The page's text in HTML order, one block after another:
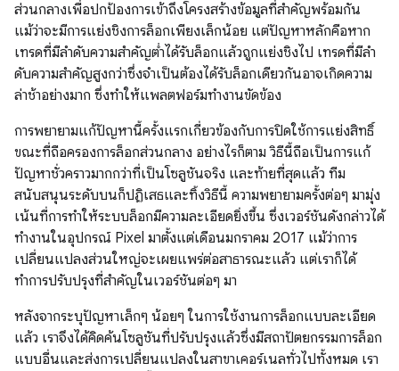
ส่วนกลางเพื่อปกป้องการเข้าถึงโครงสร้างข้อมูลที่สําคัญพร้อมกัน
แม้ว่าจะมีการแย่งชิงการล็อกเพียงเล็กน้อย แต่ปัญหาหลักคือหาก
เทรดที่มีลําดับความสําคัญต่ำได้รับล็อกแล้วถูกแย่งชิงไป เทรดที่มีลํา
ดับความสําคัญสูงกว่าซึ่งจําเป็นต้องได้รับล็อกเดียวกันอาจเกิดความ
ล่าช้าอย่างมาก ซึ่งทำให้แพลตฟอร์มทำงานขัดข้อง
การพยายามแก้ปัญหานี้ครั้งแรกเกี่ยวข้องกับการปิดใช้การแย่งสิทธิ์
ขณะที่ถือครองการล็อกส่วนกลาง อย่างไรก็ตาม วิธีนี้ถือเป็นการแก้
ปัญหาชั่วคราวมากกว่าที่เป็นโซลูชันจริง และท้ายที่สุดแล้ว ทีม
สนับสนุนระดับบนก็ปฏิเสธและทิ้งวิธีนี้ ความพยายามครั้งต่อๆ มามุ่ง
เน้นที่การทำให้ระบบล็อกมีความละเอียดยิ่งขึ้น ซึ่งเวอร์ชันดังกล่าวได้
ทำงานในอุปกรณ์ Pixel มาตั้งแต่เดือนมกราคม 2017 แม้ว่าการ
เปลี่ยนแปลงส่วนใหญ่จะเผยแพร่ต่อสาธารณะแล้ว แต่เราก็ได้
ทำการปรับปรุงที่สำคัญในเวอร์ชันต่อๆ มา
หลังจากระบุปัญหาเล็กๆ น้อยๆ ในการใช้งานการล็อกแบบละเอียด
แล้ว เราจึงได้คิดค้นโซลูชันที่ปรับปรุงแล้วซึ่งมีสถาปัตยกรรมการล็อก
แบบอื่นและส่งการเปลี่ยนแปลงในสาขาเคอร์เนลทั่วไปทั้งหมด เรา